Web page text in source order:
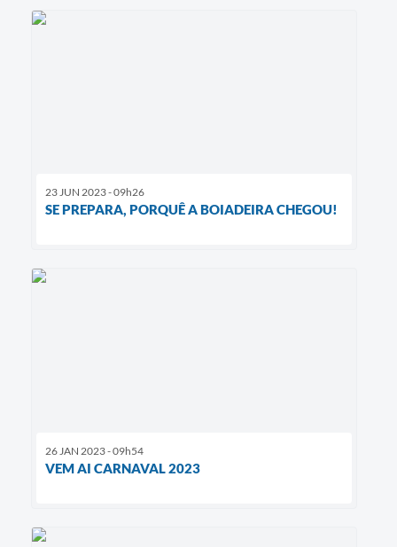
23 JUN 2023 - 09h26
SE PREPARA, PORQUÊ A BOIADEIRA CHEGOU!
26 JAN 2023 - 09h54
VEM AI CARNAVAL 2023